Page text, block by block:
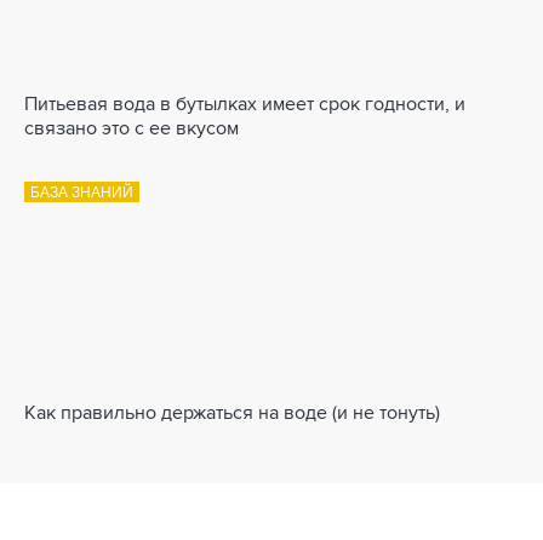
Питьевая вода в бутылках имеет срок годности, и
связано это с ее вкусом
БАЗА ЗНАНИЙ
Как правильно держаться на воде (и не тонуть)